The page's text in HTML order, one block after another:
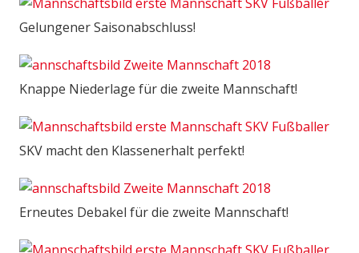
Gelungener Saisonabschluss!
Knappe Niederlage für die zweite Mannschaft!
SKV macht den Klassenerhalt perfekt!
Erneutes Debakel für die zweite Mannschaft!